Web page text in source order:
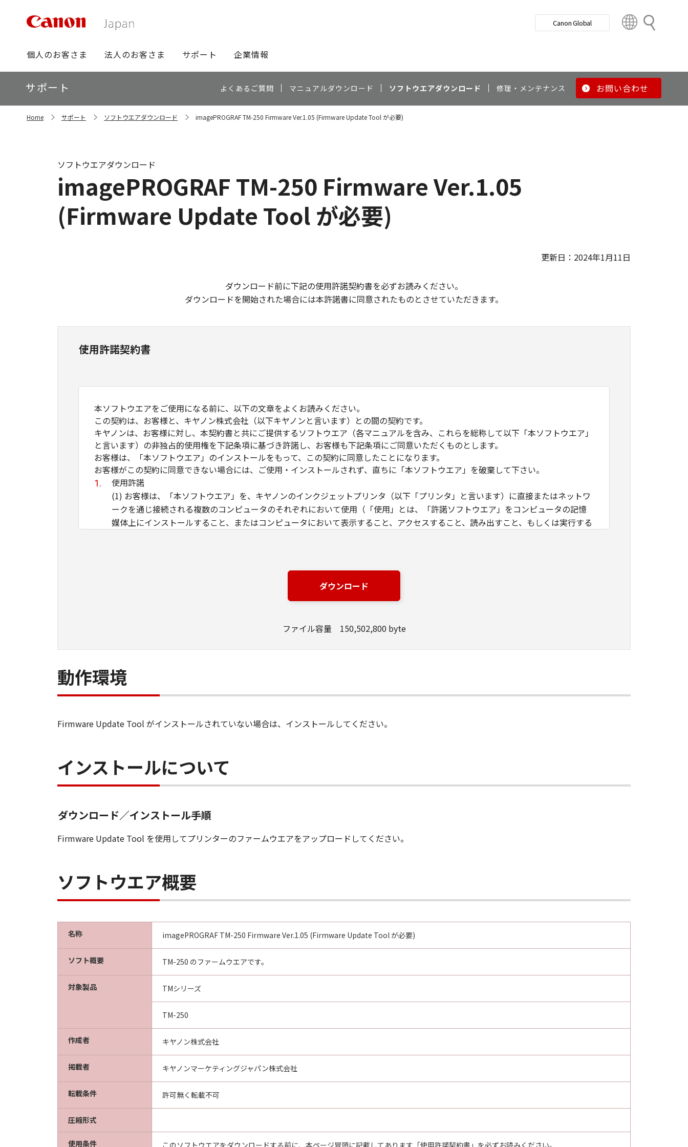
検
グ
ロ
ー
バ
ビ
個人のお客さま 法人のお客さま サポート 企業情報
Canon Global
t
y
ロ
ー
カ
ル
サポート よくあるご質問 マニュアルダウンロード ソフトウエアダウンロード 修理・メンテナンス お問い合わせ
Home サポート ソフトウエアダウンロード imagePROGRAF TM-250 Firmware Ver.1.05 (Firmware Update Tool が必要)
imagePROGRAF TM-250 Firmware Ver.1.05
(Firmware Update Tool が必要)
ソフトウエアダウンロード
更新日：2024年1月11日
ダウンロード前に下記の使用許諾契約書を必ずお読みください。
ダウンロードを開始された場合には本許諾書に同意されたものとさせていただきます。
使用許諾契約書
本ソフトウエアをご使用になる前に、以下の文章をよくお読みください。
この契約は、お客様と、キヤノン株式会社（以下キヤノンと言います）との間の契約です。
キヤノンは、お客様に対し、本契約書と共にご提供するソフトウエア（各マニュアルを含み、これらを総称して以下「本ソフトウエア」
と言います）の非独占的使用権を下記条項に基づき許諾し、お客様も下記条項にご同意いただくものとします。
お客様は、「本ソフトウエア」のインストールをもって、この契約に同意したことになります。
お客様がこの契約に同意できない場合には、ご使用・インストールされず、直ちに「本ソフトウエア」を破棄して下さい。
使用許諾
(1) お客様は、「本ソフトウエア」を、キヤノンのインクジェットプリンタ（以下「プリンタ」と言います）に直接またはネットワ
ークを通じ接続される複数のコンピュータのそれぞれにおいて使用（「使用」とは、「許諾ソフトウエア」をコンピュータの記憶
媒体上にインストールすること、またはコンピュータにおいて表示すること、アクセスすること、読み出すこと、もしくは実行する
ものとします。 (2) お客様は、再使用許諾、譲渡、頒布、貸与その他の方法により、第三者に「本ソフトウエア」を使用もしくは利
(3) お客様は、「本ソフトウエア」の全部または一部を修正、改変、リバース・エンジニアリング、逆コンパイルまたは逆アセンブ
(4) 本契約に明示的に定める場合を除き、キヤノンは「本ソフトウエア」に関する知的財産権のいかなる権利もお客様に付与するも
「本ソフトウエア」及びその複製物に係る権限及び所有権は、その内容によりキヤノンまたはキヤノンのライセンサーに帰属しま
す。
「許諾ソフトウエア」が、CD-ROM等の記憶媒体に格納されて提供されている場合、キヤノンは、お客様が「許諾ソフトウエア」を
します。
保証の否認・免責
(1) 「本ソフトウエア」は、『現状のまま』の状態で使用許諾されます。キヤノン、キヤノンの関連会社、それらの販売代理店及び販売
一切しないものとします。
(2) キヤノン、キヤノンの関連会社、それらの販売代理店及び販売店は、「許諾ソフトウエア」の使用または使用不能から生ずるいかな
る損害（逸失利益及びその他の派生的または付随的な損害を含むがこれらに限定されない）について、一切の責任を負わないものとしま
す。例え、キヤノン、キヤノンの関連会社、それらの販売代理店及び販売店がかかる損害の可能性について知らされていた場合でも同様
(3) キヤノン、キヤノンの関連会社、それらの販売代理店及び販売店は、「本ソフトウエア」の使用に起因または関連してお客様と第三
者との間に生じたいかなる紛争についても、一切責任を負わないものとします。
(4) 以上が、「本ソフトウエア」に関するキヤノン、キヤノンの関連会社、それらの販売代理店及び販売店のすべての責任であり、お客
輸出
お客様は、日本国政府または関連する外国政府より必要な認可等を得ることなしに「本ソフトウエア」の全部または一部を、直接または
間接に輸出してはなりません。
契約期間
ます。
(2) お客様は、「本ソフトウエア」及びその複製物のすべてを廃棄及び消去することにより、本契約を終了させることができます。
(4) お客様は、上記(3)による本契約の終了後直ちに、「本ソフトウエア」及びその複製物のすべてを廃棄及び消去するものとします。
準拠法
本契約は、日本国法に準拠するものとします。
U.S. GOVERNMENT RESTRICTED RIGHTS NOTICE:
The Software is a "commercial item," as that term is defined at 48 C.F.R. 2.101 (Oct 1995), consisting of "commercial computer
software" and "commercial computer software documentation," as such terms are used in 48 C.F.R. 12.212 (Sept 1995). Consistent
with 48 C.F.R. 12.212 and 48 C.F.R. 227.7202-1 through 227.7202-4 (June 1995), all U.S. Government End Users shall acquire the
Software with only those rights set forth herein. Manufacturer is Canon Inc./30-2, Shimomaruko 3-chome, Ohta-ku, Tokyo 146-
8501, Japan.
本条において、"the Software"という語は、本契約における「本ソフトウエア」を意味するものとします。
ダウンロード
ファイル容量 150,502,800 byte
動作環境
Firmware Update Tool がインストールされていない場合は、インストールしてください。
インストールについて
ダウンロード／インストール手順
Firmware Update Tool を使用してプリンターのファームウエアをアップロードしてください。
ソフトウエア概要
名称 imagePROGRAF TM-250 Firmware Ver.1.05 (Firmware Update Tool が必要)
ソフト概要 TM-250 のファームウエアです。
対象製品 TMシリーズ
TM-250
作成者 キヤノン株式会社
掲載者 キヤノンマーケティングジャパン株式会社
転載条件 許可無く転載不可
圧縮形式
使用条件 このソフトウエアをダウンロードする前に、本ページ冒頭に記載してあります「使用許諾契約書」を必ずお読みください。